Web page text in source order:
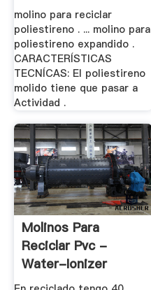
molino para reciclar
poliestireno . ... molino para
poliestireno expandido .
CARACTERÍSTICAS
TECNÍCAS: El poliestireno
molido tiene que pasar a
Actividad .
Molinos Para
Reciclar Pvc -
Water-Ionizer